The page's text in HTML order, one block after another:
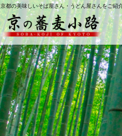
京都の美味しいそば屋さん・うどん屋さんをご